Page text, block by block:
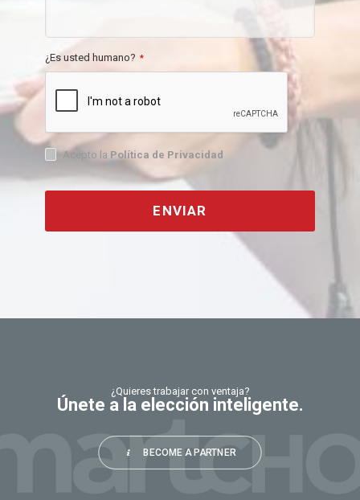
¿Es usted humano? *
Acepto la Política de Privacidad
ENVIAR
¿Quieres trabajar con ventaja?
Únete a la elección inteligente.
BECOME A PARTNER